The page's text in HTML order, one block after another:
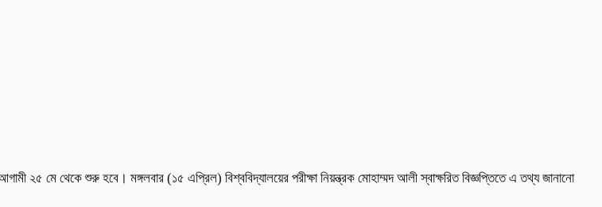
২৫ মে থেকে শুরু হবে। মঙ্গলবার (১৫ এপ্রিল) বিশ্ববিদ্যালয়ের পরীক্ষা নিয়ন্ত্রক মোহাম্মদ আলী স্বাক্ষরিত বিজ্ঞপ্তিতে এ তথ্য জানানো